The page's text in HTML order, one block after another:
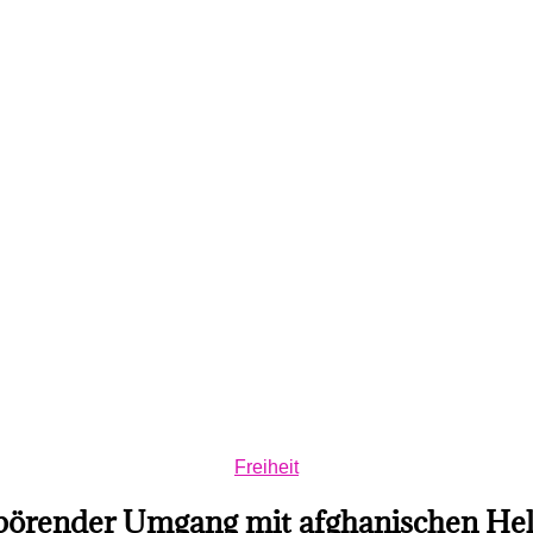
Kategorien
Freiheit
Umgang mit afghanischen